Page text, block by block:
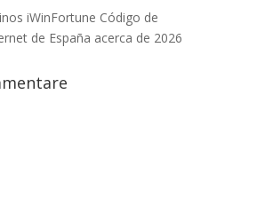
iWinFortune Código de
de España acerca de 2026